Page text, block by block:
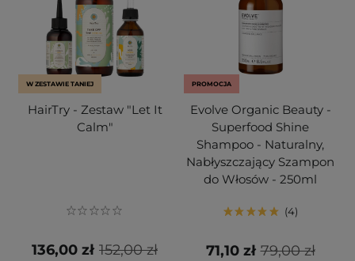
W ZESTAWIE TANIEJ
HairTry - Zestaw "Let It
Calm"
152,00 zł
136,00 zł
PROMOCJA
Evolve Organic Beauty -
Superfood Shine
Shampoo - Naturalny,
Nabłyszczający Szampon
do Włosów - 250ml
4
79,00 zł
71,10 zł